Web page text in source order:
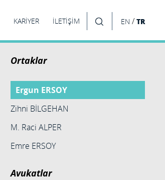
KARİYER İLETİŞİM EN /TR
Ortaklar
Ergun ERSOY
Zihni BİLGEHAN
M. Raci ALPER
Emre ERSOY
Avukatlar